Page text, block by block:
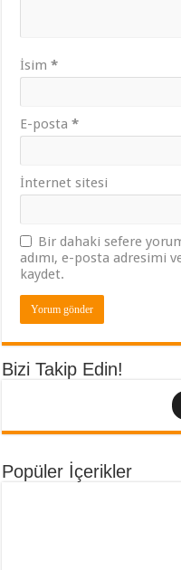
İsim*
E-posta*
İnternet sitesi
Bir dahaki sefere
adımı, e-posta adresimi
kaydet.
Bizi Takip Edin!
Popüler İçerikler